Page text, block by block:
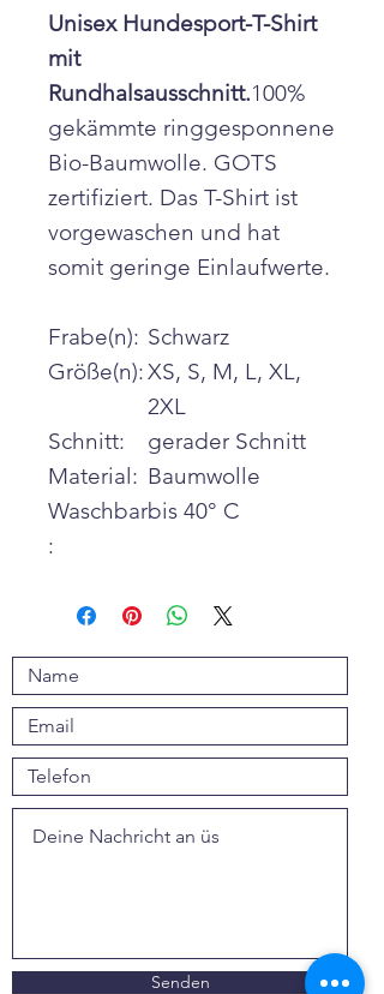
Unisex Hundesport-T-Shirt
mit
Rundhalsausschnitt.100%
gekämmte ringgesponnene
Bio-Baumwolle. GOTS
zertifiziert. Das T-Shirt ist
vorgewaschen und hat
somit geringe Einlaufwerte.
Frabe(n): Schwarz
Größe(n):XS, S, M, L, XL,
2XL
Schnitt:
gerader Schnitt
Material: Baumwolle
Waschbar
:
bis 40° C
Senden